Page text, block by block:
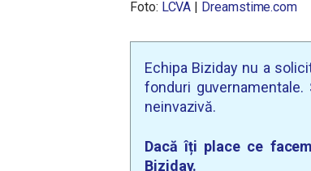
Foto: LCVA | Dreamstime.com
Echipa Biziday nu a
fonduri
neinvazivă.
Dacă îți place ce
Biziday.